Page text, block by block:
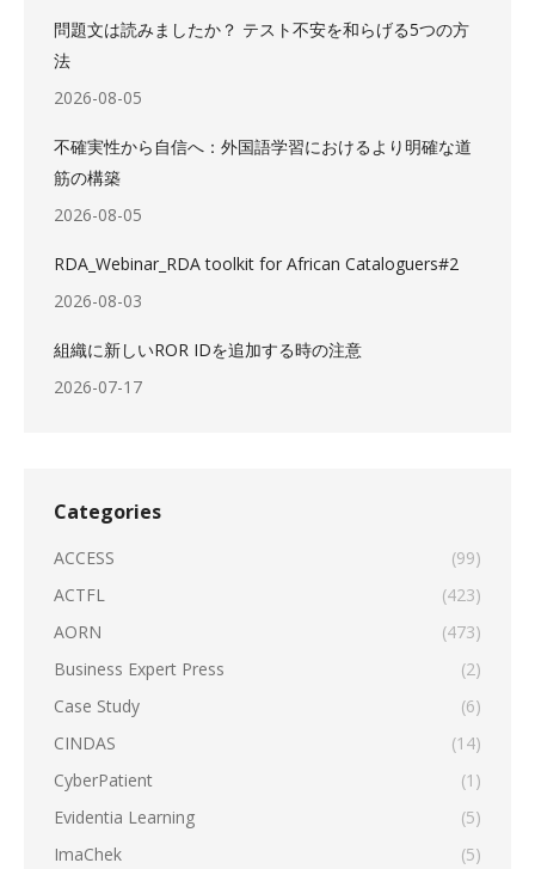
問題文は読みましたか？ テスト不安を和らげる5つの方
法
2026-08-05
不確実性から自信へ：外国語学習におけるより明確な道
筋の構築
2026-08-05
RDA_Webinar_RDA toolkit for African Cataloguers#2
2026-08-03
組織に新しいROR IDを追加する時の注意
2026-07-17
Categories
ACCESS
(99)
ACTFL
(423)
AORN
(473)
Business Expert Press
(2)
Case Study
(6)
CINDAS
(14)
CyberPatient
(1)
Evidentia Learning
(5)
ImaChek
(5)